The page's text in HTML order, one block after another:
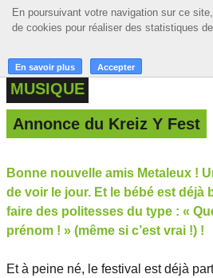
En poursuivant votre navigation sur ce
de cookies pour réaliser des statistiques
En savoir plus Accepter
En poursuivant votre navigation sur ce
de cookies pour réaliser des statistiques
En savoir plus Accepter
☰ MENU
ACCUEIL
A LA UNE
PODCASTS
MUSIQUE
ACTIONS
LA RADIO
MUSIQUE
Annonce du Kreiz Y Fest
Bonne nouvelle amis Metaleux !
de voir le jour. Et le bébé est déjà
faire des politesses du type : «
prénom ! » (même si c’est vrai !) !
Et à peine né, le festival est déjà